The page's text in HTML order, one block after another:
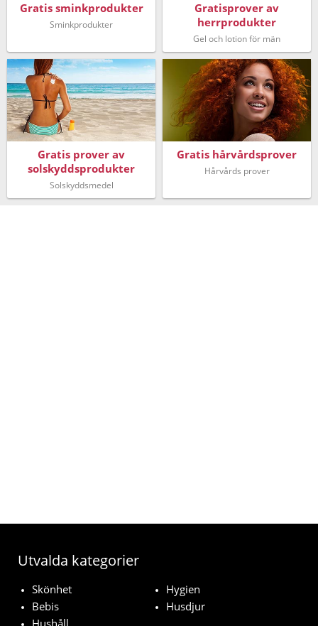
Gratis sminkprodukter
Sminkprodukter
Gratisprover av
herrprodukter
Gel och lotion för män
Gratis prover av
solskyddsprodukter
Solskyddsmedel
Gratis hårvårdsprover
Hårvårds prover
Utvalda kategorier
Skönhet
Hygien
Bebis
Husdjur